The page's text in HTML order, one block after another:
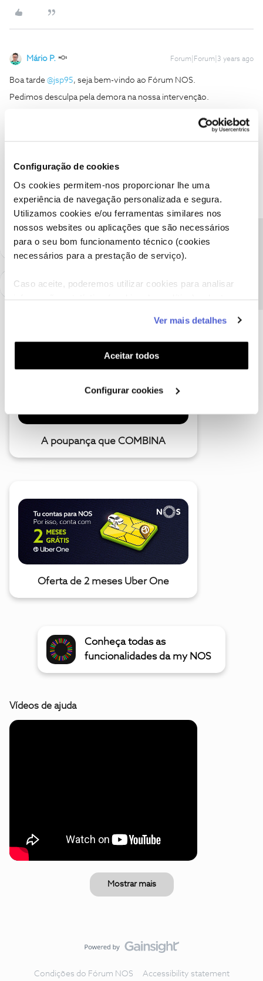
Configuração de cookies
Os cookies permitem-nos proporcionar lhe uma
experiência de navegação personalizada e segura.
Utilizamos cookies e/ou ferramentas similares nos
nossos websites ou aplicações que são necessários
para o seu bom funcionamento técnico (cookies
necessários para a prestação de serviço).
Caso aceite, poderemos utilizar cookies para analisar
funcionalidades (cookies de personalização e
funcionalidade) e adaptar anúncios aos seus interesses
(cookies de publicidade personalizada). Pode gerir a
utilização dos cookies clicando em "Configurar
Ver mais detalhes
Aceitar todos
Configurar cookies
Mário P. Forum|Forum|3 years ago
Boa tarde @jsp95, seja bem-vindo ao Fórum NOS.
Pedimos desculpa pela demora na nossa intervenção.
Respondemos à sua mensagem privada, por favor, consulte a sua
Ajude a comunidade a encontrar informação relevante. Marque
A poupança que COMBINA
Oferta de 2 meses Uber One
Conheça todas as
funcionalidades da my NOS
Vídeos de ajuda
Mostrar mais
Condições do Fórum NOS Accessibility statement